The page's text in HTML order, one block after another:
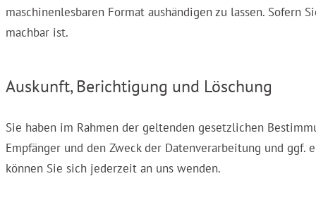
maschinenlesbaren Format aushändigen zu lassen.
machbar ist.
Auskunft, Berichtigung und Löschung
Sie haben im Rahmen der geltenden gesetzlichen
Empfänger und den Zweck der Datenverarbeitung und
können Sie sich jederzeit an uns wenden.